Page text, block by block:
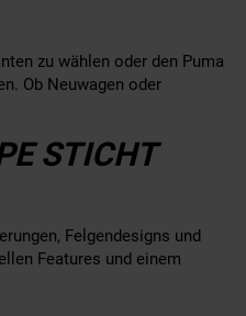
zu wählen oder den Puma
Ob Neuwagen oder
STICHT
Felgendesigns und
Features und einem